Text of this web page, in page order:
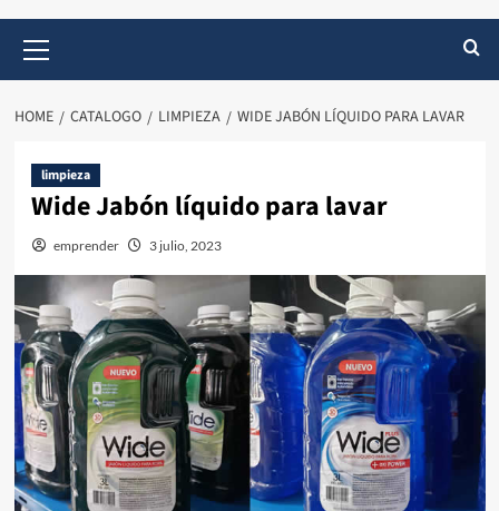
Menu
HOME CATALOGO LIMPIEZA WIDE JABÓN LÍQUIDO PARA LAVAR
limpieza
Wide Jabón líquido para lavar
emprender 3 julio, 2023